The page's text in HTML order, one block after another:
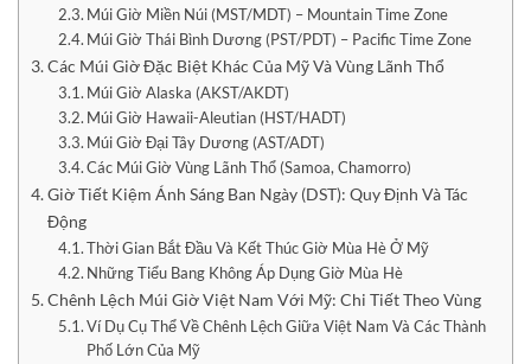
Múi Giờ Miền Núi (MST/MDT) – Mountain Time Zone
Múi Giờ Thái Bình Dương (PST/PDT) – Pacific Time Zone
Các Múi Giờ Đặc Biệt Khác Của Mỹ Và Vùng Lãnh Thổ
Múi Giờ Alaska (AKST/AKDT)
Múi Giờ Hawaii-Aleutian (HST/HADT)
Múi Giờ Đại Tây Dương (AST/ADT)
Các Múi Giờ Vùng Lãnh Thổ (Samoa, Chamorro)
Giờ Tiết Kiệm Ánh Sáng Ban Ngày (DST): Quy Định Và Tác
Động
Thời Gian Bắt Đầu Và Kết Thúc Giờ Mùa Hè Ở Mỹ
Những Tiểu Bang Không Áp Dụng Giờ Mùa Hè
Chênh Lệch Múi Giờ Việt Nam Với Mỹ: Chi Tiết Theo Vùng
Ví Dụ Cụ Thể Về Chênh Lệch Giữa Việt Nam Và Các Thành
Phố Lớn Của Mỹ